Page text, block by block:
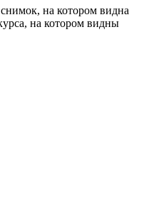
на котором видна
на котором видны